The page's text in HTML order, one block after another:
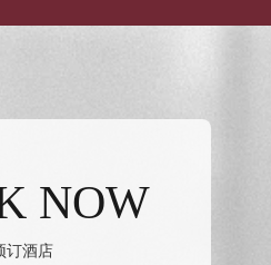
NOW
订酒店